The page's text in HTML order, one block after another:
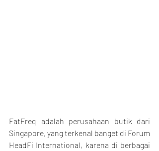
FatFreq adalah perusahaan butik dari
Singapore, yang terkenal banget di Forum
HeadFi International, karena di berbagai